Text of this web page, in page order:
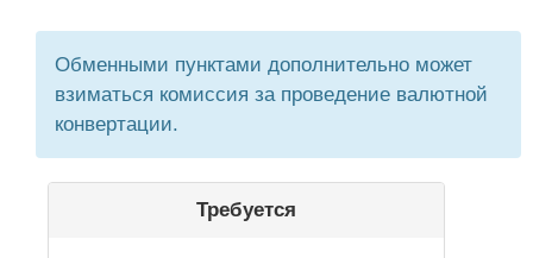
Обменными пунктами дополнительно может
взиматься комиссия за проведение валютной
конвертации.
Требуется